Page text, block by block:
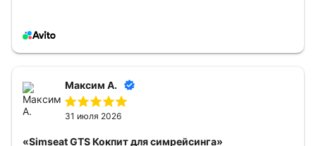
Максим А.
31 июля 2026
«Simseat GTS Кокпит для симрейсинга»